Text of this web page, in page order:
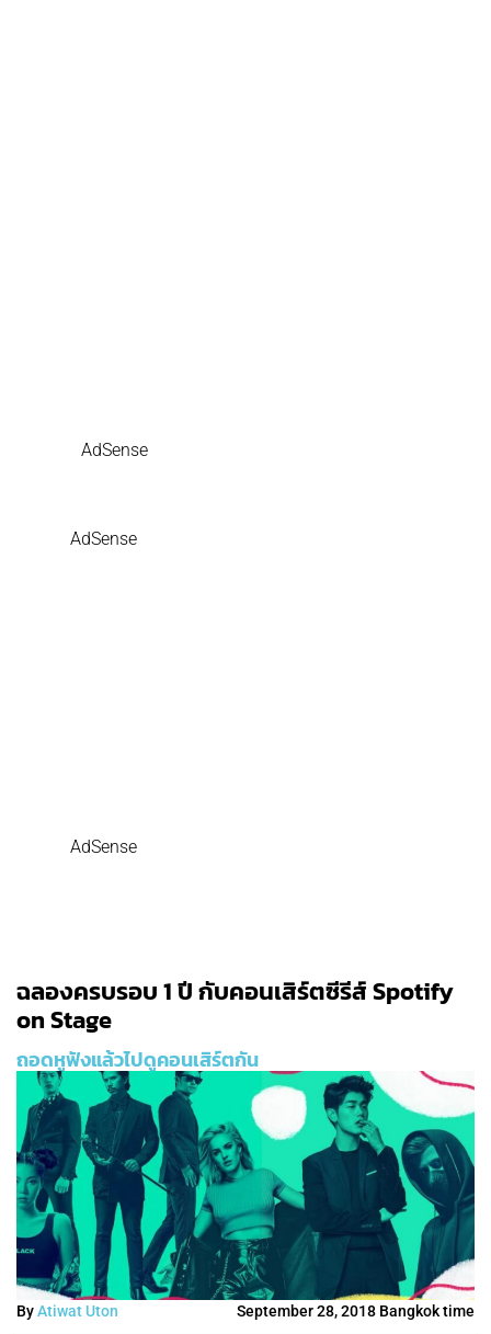
AdSense
AdSense
AdSense
ฉลองครบรอบ 1 ปี กับคอนเสิร์ตซีรีส์ Spotify
on Stage
ถอดหูฟังแล้วไปดูคอนเสิร์ตกัน
ByAtiwat Uton September 28, 2018 Bangkok time